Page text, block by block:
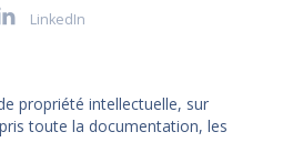
LinkedIn
propriété intellectuelle, sur
toute la documentation, les